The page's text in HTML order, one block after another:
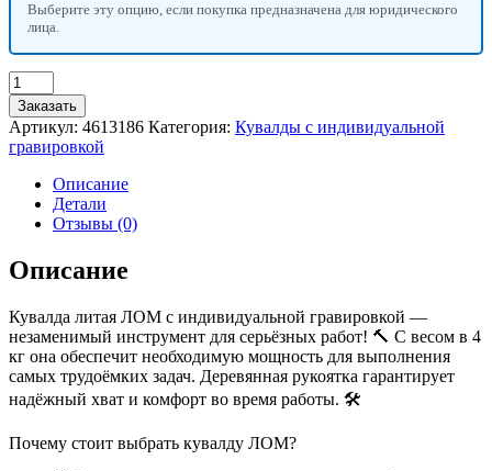
Выберите эту опцию, если покупка предназначена для юридического
лица.
Количество
товара
Кувалда
литая
ЛОМ,
деревянная
рукоятка,
с
индивидуальной
Заказать
Артикул: 4613186 Категория: Кувалды с индивидуальной
гравировкой
Описание
Детали
Отзывы (0)
Описание
Кувалда литая ЛОМ с индивидуальной гравировкой —
незаменимый инструмент для серьёзных работ! 🔨 С весом в 4
кг она обеспечит необходимую мощность для выполнения
самых трудоёмких задач. Деревянная рукоятка гарантирует
надёжный хват и комфорт во время работы. 🛠
Почему стоит выбрать кувалду ЛОМ?